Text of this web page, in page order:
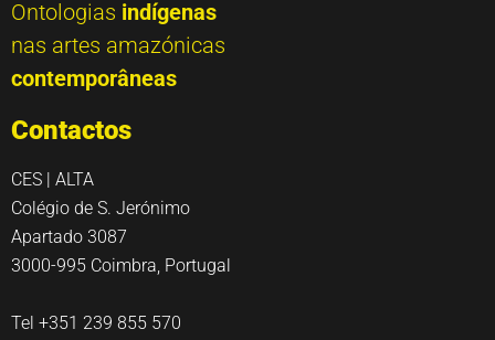
Ontologias indígenas
nas artes amazónicas
contemporâneas
Contactos
CES | ALTA
Colégio de S. Jerónimo
Apartado 3087
3000-995 Coimbra, Portugal
Tel +351 239 855 570